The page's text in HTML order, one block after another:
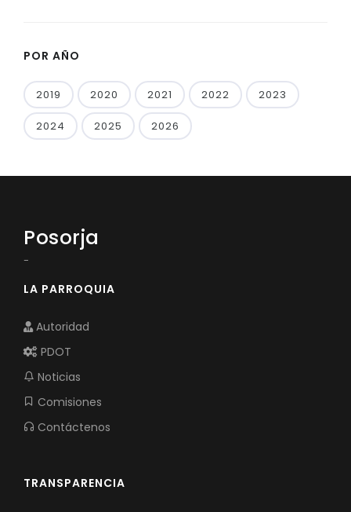
POR AÑO
2019 2020 2021 2022 2023
2024 2025 2026
Posorja
-
LA PARROQUIA
Autoridad
PDOT
Noticias
Comisiones
Contáctenos
TRANSPARENCIA